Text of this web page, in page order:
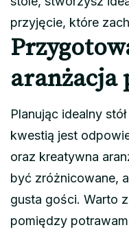
przyjęcie, które
aranżacja
Planując idealny
kwestią jest
oraz kreatywna
być zróżnicowane,
gusta gości. Warto
pomiędzy